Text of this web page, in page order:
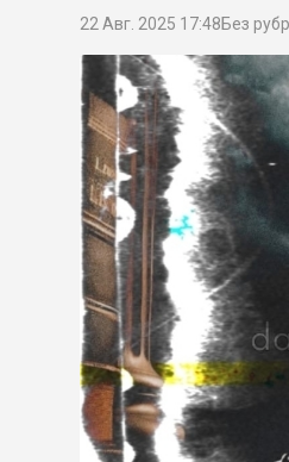
22 Авг. 2025 17:48Без